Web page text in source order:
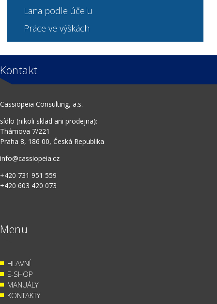
Lana podle účelu
Práce ve výškách
Kontakt
Cassiopeia Consulting, a.s.
sídlo (nikoli sklad ani prodejna):
Thámova 7/221
Praha 8, 186 00, Česká Republika
info@cassiopeia.cz
+420 731 951 559
+420 603 420 073
Menu
HLAVNÍ
E-SHOP
MANUÁLY
KONTAKTY